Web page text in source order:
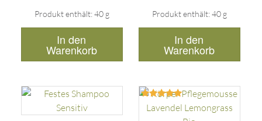
Produkt enthält: 40 g
In den
Warenkorb
Produkt enthält: 40 g
In den
Warenkorb
Bewertet
mit